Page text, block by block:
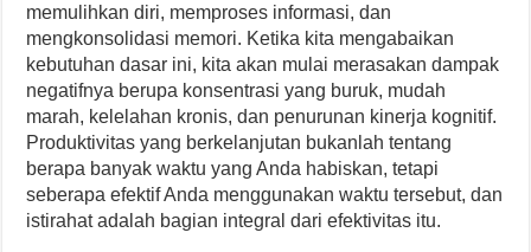
memulihkan diri, memproses informasi, dan
mengkonsolidasi memori. Ketika kita mengabaikan
kebutuhan dasar ini, kita akan mulai merasakan dampak
negatifnya berupa konsentrasi yang buruk, mudah
marah, kelelahan kronis, dan penurunan kinerja kognitif.
Produktivitas yang berkelanjutan bukanlah tentang
berapa banyak waktu yang Anda habiskan, tetapi
seberapa efektif Anda menggunakan waktu tersebut, dan
istirahat adalah bagian integral dari efektivitas itu.